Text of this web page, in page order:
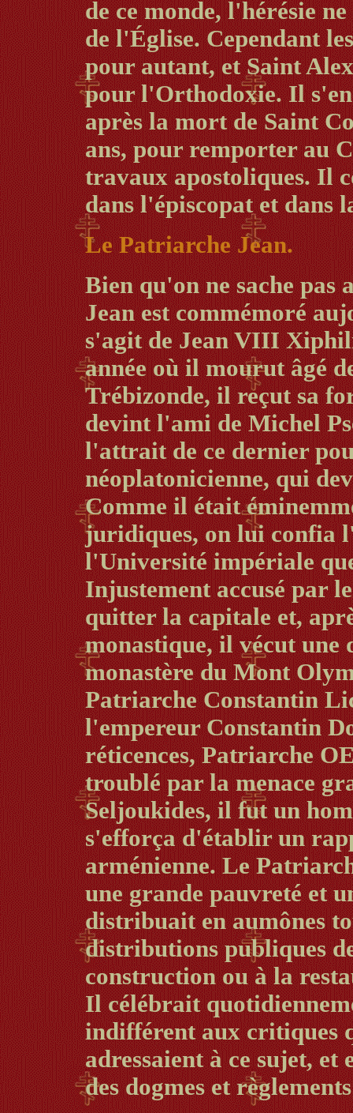
de ce monde, l'hérésie
de l'Église. Cependant
pour autant, et Saint
pour l'Orthodoxie. Il
après la mort de Saint
ans, pour remporter au
travaux apostoliques. Il
dans l'épiscopat et
Le Patriarche Jean.
Bien qu'on ne sache pas
Jean est commémoré
s'agit de Jean VIII
année où il mourut âgé
Trébizonde, il reçut sa
devint l'ami de Michel
l'attrait de ce dernier
néoplatonicienne, qui
Comme il était
juridiques, on lui confia
l'Université impériale
Injustement accusé par
quitter la capitale et,
monastique, il vécut une
monastère du Mont
Patriarche Constantin
l'empereur Constantin
réticences, Patriarche
troublé par la menace
Seljoukides, il fut un
s'efforça d'établir un
arménienne. Le
une grande pauvreté et
distribuait en aumônes
distributions publiques
construction ou à la
Il célébrait
indifférent aux critiques
adressaient à ce sujet,
des dogmes et